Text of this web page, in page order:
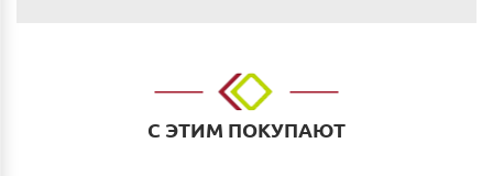
Наличным и безналичным расчетом в салоне по
адресу: г. Нижний Новгород, ул. Невзоровых, д.64,
С ЭТИМ ПОКУПАЮТ